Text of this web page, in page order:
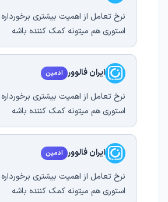
نرخ تعامل از اهمیت بیشتری
استوری هم میتونه کمک کننده باشه
ایران فالوور ادمین
نرخ تعامل از اهمیت بیشتری
استوری هم میتونه کمک کننده باشه
ایران فالوور ادمین
نرخ تعامل از اهمیت بیشتری
استوری هم میتونه کمک کننده باشه